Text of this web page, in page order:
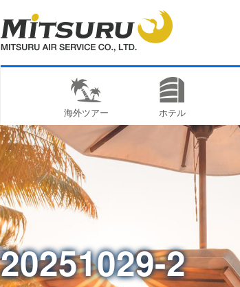
海外ツアー ホテル
20251029-2